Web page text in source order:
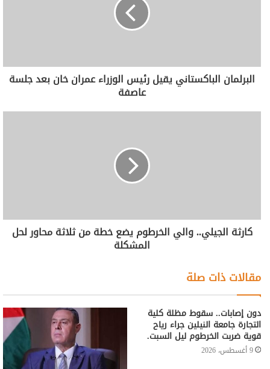
البرلمان الباكستاني يقيل رئيس الوزراء عمران خان بعد جلسة
عاصفة
كارثة الجيلي.. والي الخرطوم يضع خطة من ثلاثة محاور لحل
المشكلة
مقالات ذات صلة
دون إصابات.. سقوط مظلة كلية
التجارة جامعة النيلين جراء رياح
قوية ضربت الخرطوم ليل السبت.
9 أغسطس، 2026